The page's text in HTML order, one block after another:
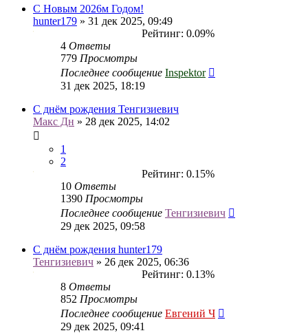
С Новым 2026м Годом!
hunter179 » 31 дек 2025, 09:49
Рейтинг: 0.09%
4 Ответы
779 Просмотры
Последнее сообщение Inspektor
31 дек 2025, 18:19
С днём рождения Тенгизиевич
Макс Дн » 28 дек 2025, 14:02
1
2
Рейтинг: 0.15%
10 Ответы
1390 Просмотры
Последнее сообщение Тенгизиевич
29 дек 2025, 09:58
С днём рождения hunter179
Тенгизиевич » 26 дек 2025, 06:36
Рейтинг: 0.13%
8 Ответы
852 Просмотры
Последнее сообщение Евгений Ч
29 дек 2025, 09:41